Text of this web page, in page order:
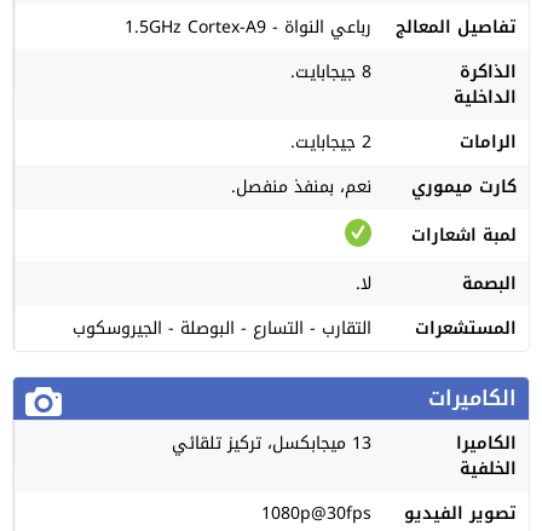
تفاصيل المعالج
رباعي النواة - 1.5GHz Cortex-A9
الذاكرة
الداخلية
8 جيجابايت.
الرامات
2 جيجابايت.
كارت ميموري
نعم، بمنفذ منفصل.
لمبة اشعارات
البصمة
لا.
المستشعرات
التقارب - التسارع - البوصلة - الجيروسكوب
الكاميرات
الكاميرا
الخلفية
13 ميجابكسل، تركيز تلقائي
تصوير الفيديو
1080p@30fps